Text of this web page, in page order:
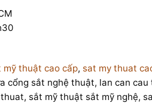
mỹ thuật cao cấp, sat my thuat
sắt nghệ thuật, lan can
sắt mỹ thuật sắt mỹ nghệ,